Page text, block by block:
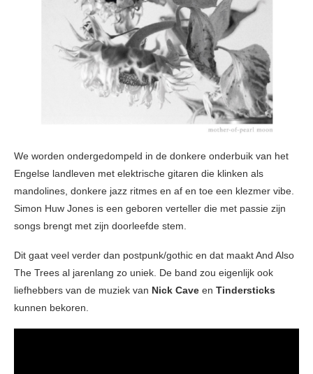
We worden ondergedompeld in de donkere onderbuik van het
Engelse landleven met elektrische gitaren die klinken als
mandolines, donkere jazz ritmes en af en toe een klezmer vibe.
Simon Huw Jones is een geboren verteller die met passie zijn
songs brengt met zijn doorleefde stem.
Dit gaat veel verder dan postpunk/gothic en dat maakt And Also
The Trees al jarenlang zo uniek. De band zou eigenlijk ook
liefhebbers van de muziek van Nick Cave en Tindersticks
kunnen bekoren.